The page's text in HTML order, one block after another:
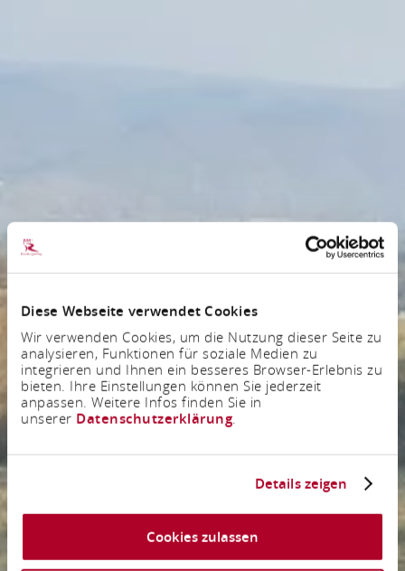
Diese Webseite verwendet Cookies
Wir verwenden Cookies, um die Nutzung dieser Seite zu
analysieren, Funktionen für soziale Medien zu
integrieren und Ihnen ein besseres Browser-Erlebnis zu
bieten. Ihre Einstellungen können Sie jederzeit
anpassen. Weitere Infos finden Sie in
unserer Datenschutzerklärung.
Details zeigen
Cookies zulassen